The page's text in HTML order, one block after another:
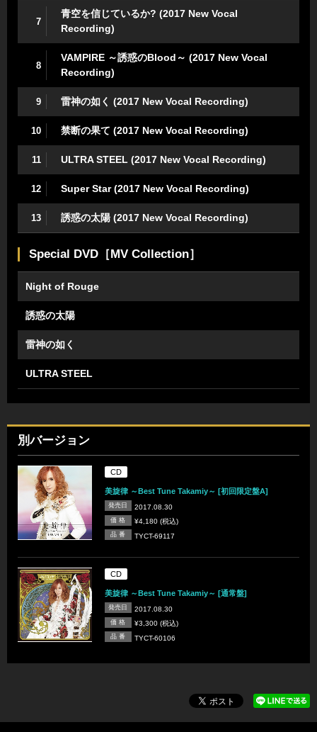
7
青空を信じているか? (2017 New Vocal
Recording)
8
VAMPIRE ～誘惑のBlood～ (2017 New Vocal
Recording)
9 雷神の如く (2017 New Vocal Recording)
10 禁断の果て (2017 New Vocal Recording)
11 ULTRA STEEL (2017 New Vocal Recording)
12 Super Star (2017 New Vocal Recording)
13 誘惑の太陽 (2017 New Vocal Recording)
Special DVD［MV Collection］
Night of Rouge
誘惑の太陽
雷神の如く
ULTRA STEEL
別バージョン
CD
美旋律 ～Best Tune Takamiy～ [初回限定盤A]
発売日 2017.08.30
価 格 ¥4,180 (税込)
品 番 TYCT-69117
CD
美旋律 ～Best Tune Takamiy～ [通常盤]
発売日 2017.08.30
価 格 ¥3,300 (税込)
品 番 TYCT-60106